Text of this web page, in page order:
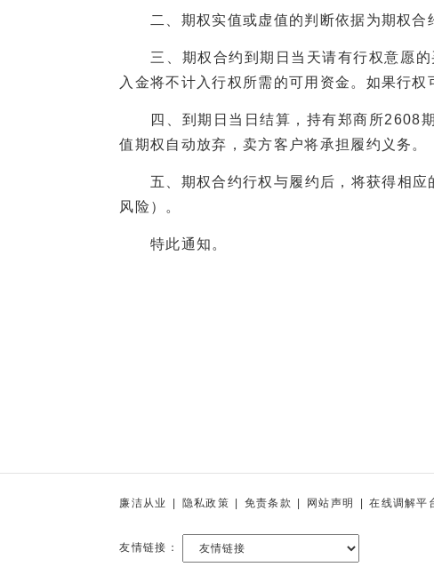
二、期权实值或虚值的判断依据为期权合
三、期权合约到期日当天请有行权意愿的
入金将不计入行权所需的可用资金。如果行
四、到期日当日结算，持有郑商所2608期
值期权自动放弃，卖方客户将承担履约义务。
五、期权合约行权与履约后，将获得相应
风险）。
特此通知。
廉洁从业 隐私政策 免责条款 网站声明 在线调解平
友情链接：